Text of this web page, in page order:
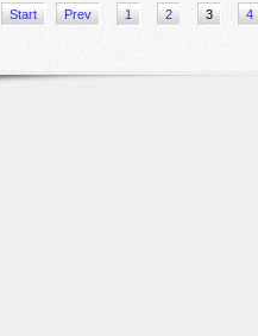
Start Prev 1 2 3 4